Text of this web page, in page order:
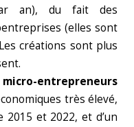
an), du fait des
(elles sont
créations sont plus
entrepreneurs
très élevé,
et 2022, et d’un